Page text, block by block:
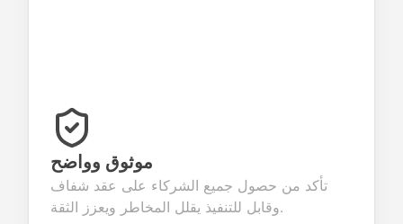
موثوق وواضح
تأكد من حصول جميع الشركاء على عقد شفاف
وقابل للتنفيذ يقلل المخاطر ويعزز الثقة.